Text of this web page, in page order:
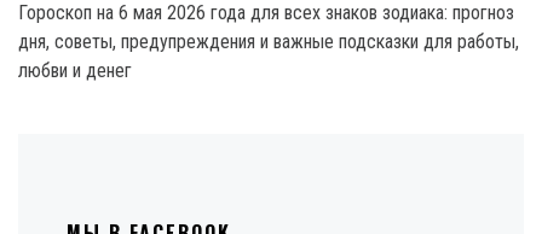
Гороскоп на 6 мая 2026 года для всех знаков зодиака: прогноз
дня, советы, предупреждения и важные подсказки для работы,
любви и денег